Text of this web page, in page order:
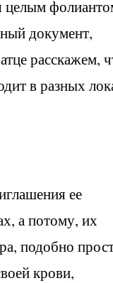
целым
документ,
расскажем,
в разных
ее
а потому, их
подобно
крови,